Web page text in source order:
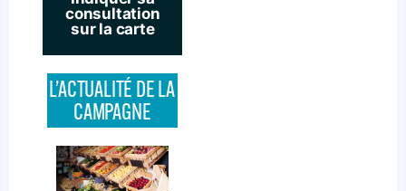
consultation
sur la carte
L’ACTUALITÉ DE LA
CAMPAGNE